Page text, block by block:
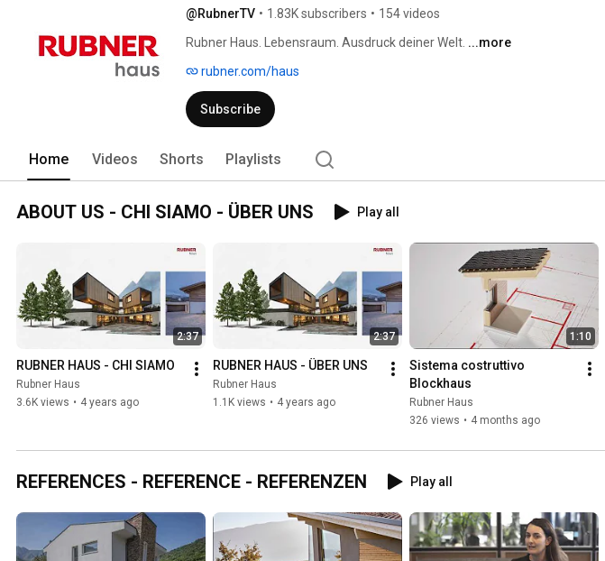
@RubnerTV • 1.83K subscribers • 154 videos
Rubner Haus. Lebensraum. Ausdruck deiner Welt. ...more
rubner.com/haus
Subscribe
Home Videos Shorts Playlists
ABOUT US - CHI SIAMO - ÜBER UNS Play all
2:37
RUBNER HAUS - CHI SIAMO
Rubner Haus
3.6K views • 4 years ago
2:37
RUBNER HAUS - ÜBER UNS
Rubner Haus
1.1K views • 4 years ago
1:10
Sistema costruttivo
Blockhaus
Rubner Haus
326 views • 4 months ago
REFERENCES - REFERENCE - REFERENZEN Play all